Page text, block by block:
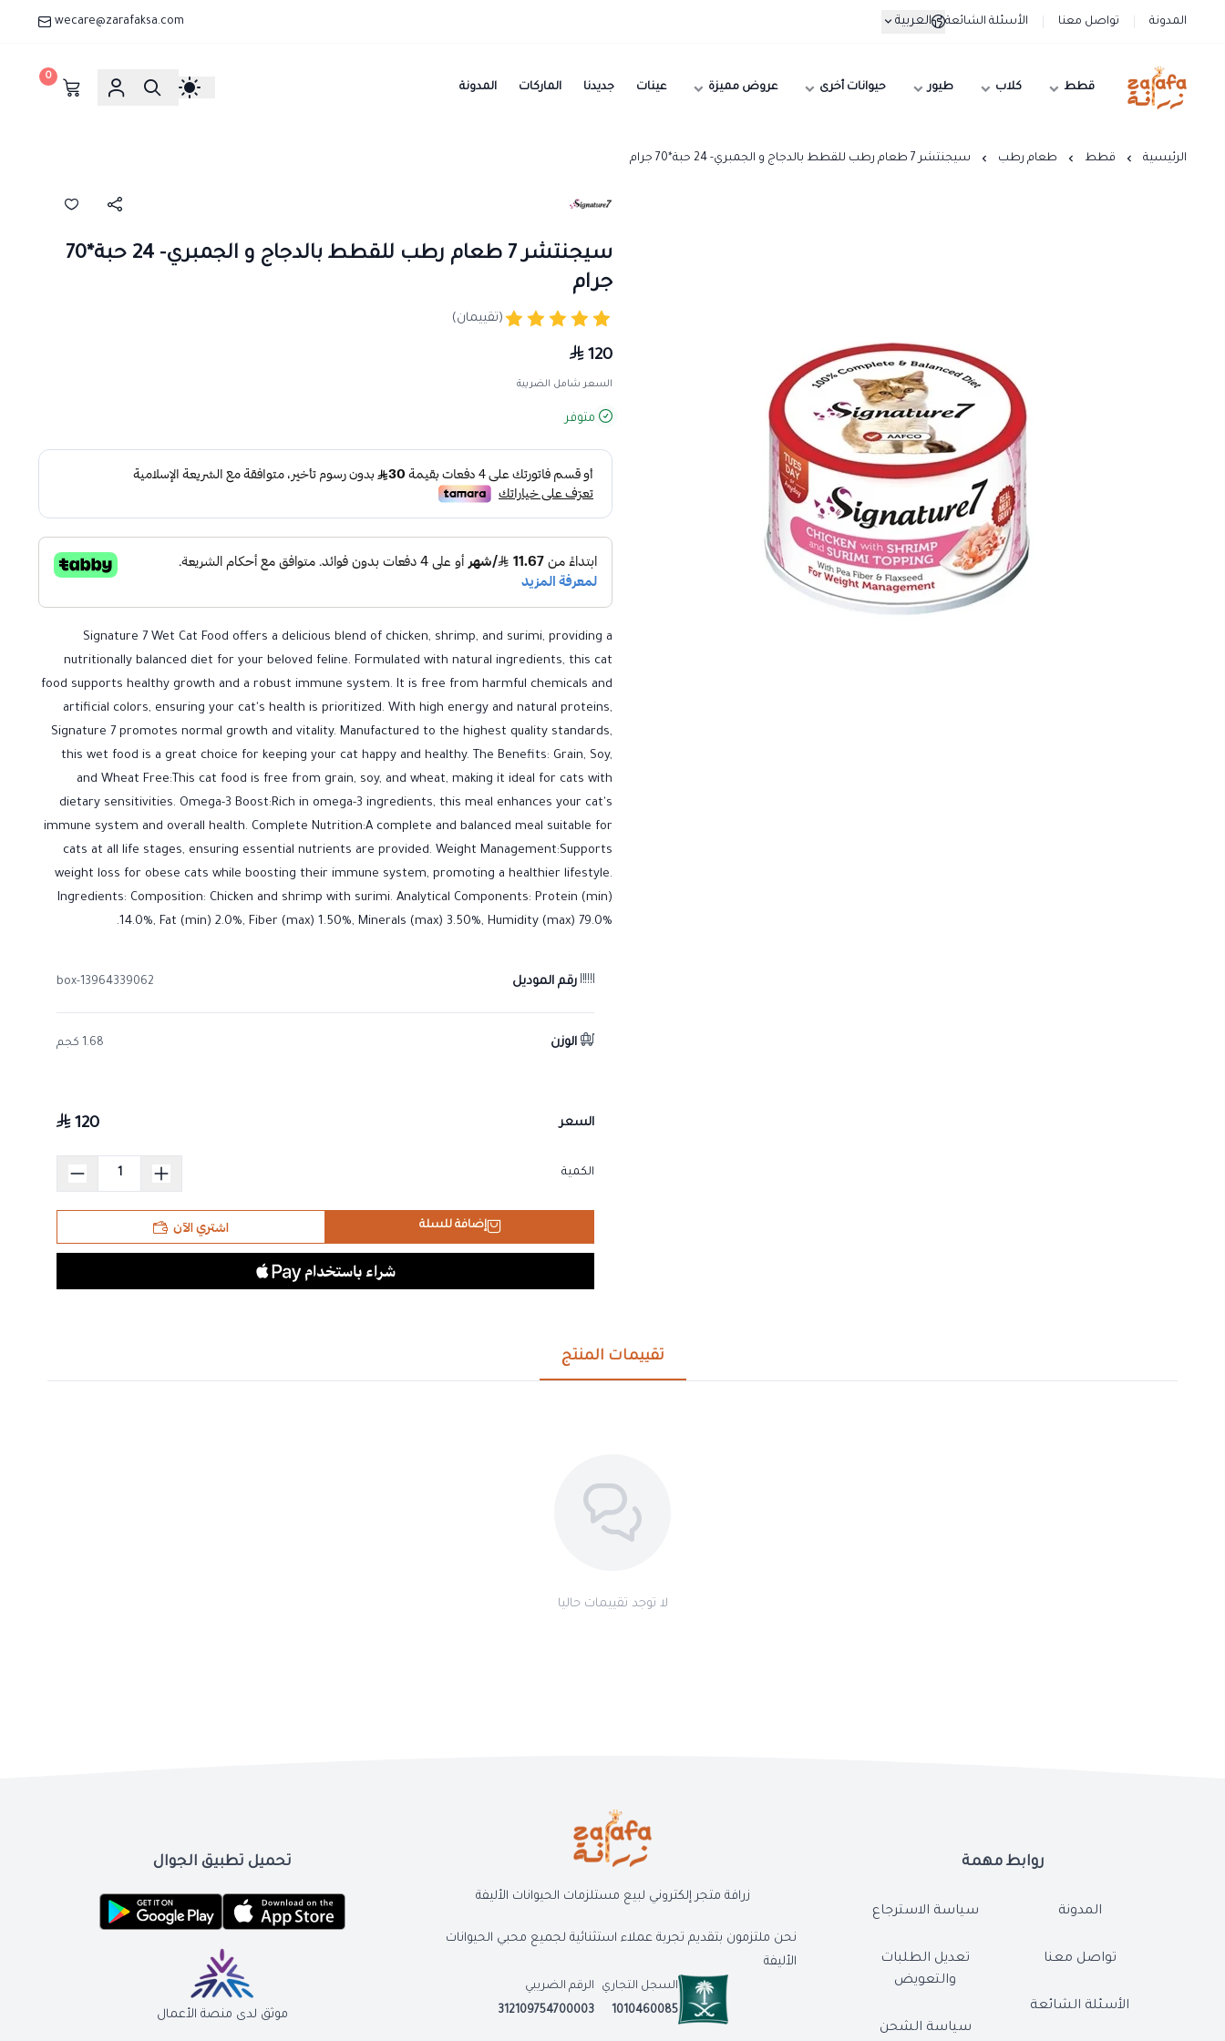
المدونة تواصل معنا الأسئلة الشائعة العربية wecare@zarafaksa.com
زرافة
قطط كلاب طيور حيوانات أخرى عروض مميزة عينات جديدنا الماركات المدونة
0
الرئيسية قطط طعام رطب سيجنتشر 7 طعام رطب للقطط بالدجاج و الجمبري- 24 حبة*70 جرام
سيجنتشر 7 طعام رطب للقطط بالدجاج و الجمبري- 24 حبة*70
جرام
(تقييمان)
120
السعر شامل الضريبة
متوفر
Signature 7 Wet Cat Food offers a delicious blend of chicken, shrimp, and surimi, providing a
nutritionally balanced diet for your beloved feline. Formulated with natural ingredients, this cat
food supports healthy growth and a robust immune system. It is free from harmful chemicals and
artificial colors, ensuring your cat's health is prioritized. With high energy and natural proteins,
Signature 7 promotes normal growth and vitality. Manufactured to the highest quality standards,
this wet food is a great choice for keeping your cat happy and healthy. The Benefits: Grain, Soy,
and Wheat Free:This cat food is free from grain, soy, and wheat, making it ideal for cats with
dietary sensitivities. Omega-3 Boost:Rich in omega-3 ingredients, this meal enhances your cat's
immune system and overall health. Complete Nutrition:A complete and balanced meal suitable for
cats at all life stages, ensuring essential nutrients are provided. Weight Management:Supports
weight loss for obese cats while boosting their immune system, promoting a healthier lifestyle.
Ingredients: Composition: Chicken and shrimp with surimi. Analytical Components: Protein (min)
14.0%, Fat (min) 2.0%, Fiber (max) 1.50%, Minerals (max) 3.50%, Humidity (max) 79.0%.
رقم الموديل 13964339062-box
الوزن 1.68 كجم
السعر 120
الكمية
إضافة للسلة اشتري الآن
تقييمات المنتج
لا توجد تقييمات حاليا
روابط مهمة
المدونة
تواصل معنا
الأسئلة الشائعة
سياسة الاسترجاع
تعديل الطلبات
والتعويض
سياسة الشحن
زرافة متجر إلكتروني لبيع مستلزمات الحيوانات الأليفة
نحن ملتزمون بتقديم تجربة عملاء استثنائية لجميع محبي الحيوانات
الأليفة
السجل التجاري
1010460085
الرقم الضريبي
312109754700003
تحميل تطبيق الجوال
موثق لدى منصة الأعمال